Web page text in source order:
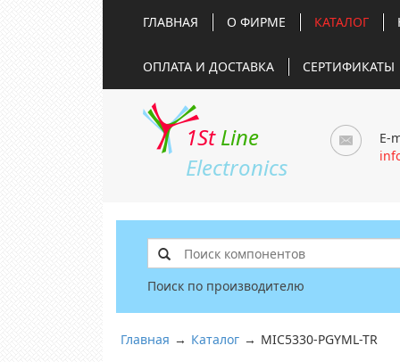
ГЛАВНАЯ О ФИРМЕ КАТАЛОГ
ОПЛАТА И ДОСТАВКА СЕРТИФИКАТЫ
1St Line
Electronics
E-
Поиск по производителю
Главная → Каталог → MIC5330-PGYML-TR